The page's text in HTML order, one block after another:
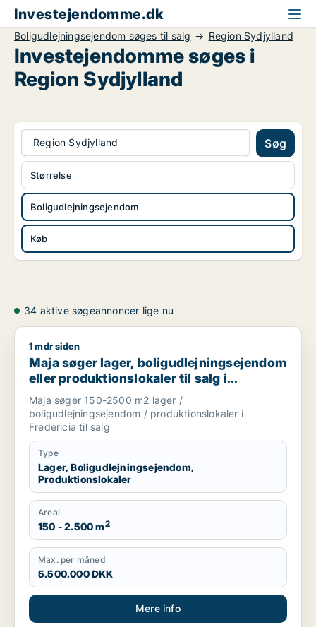
Investejendomme.dk
Boligudlejningsejendom søges til salg Region Sydjylland
Investejendomme søges i
Region Sydjylland
Region Sydjylland Søg
Boligudlejningsejendom
Køb
Størrelse
34 aktive søgeannoncer lige nu
Maja søger lager, boligudlejningsejendom eller
1 mdr siden
Maja søger lager, boligudlejningsejendom
eller produktionslokaler til salg i
Fredericia
Maja søger 150-2500 m2 lager /
boligudlejningsejendom / produktionslokaler i
Fredericia til salg
Type
Lager, Boligudlejningsejendom,
Produktionslokaler
Areal
150 - 2.500 m2
Max. per måned
5.500.000 DKK
Mere info